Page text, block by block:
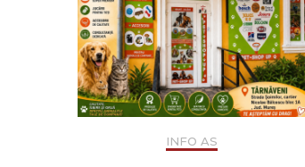
INFO AS